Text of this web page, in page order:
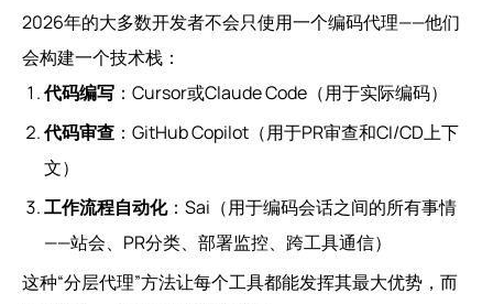
2026年的大多数开发者不会只使用一个编码代理——他们
会构建一个技术栈：
代码编写 ：Cursor或Claude Code（用于实际编码）
代码审查 ：GitHub Copilot（用于PR审查和CI/CD上下
文）
工作流程自动化：Sai（用于编码会话之间的所有事情
——站会、PR分类、部署监控、跨工具通信）
这种“分层代理”方法让每个工具都能发挥其最大优势，而